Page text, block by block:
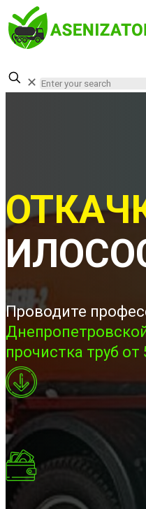
✕
Проводите
прочистка труб